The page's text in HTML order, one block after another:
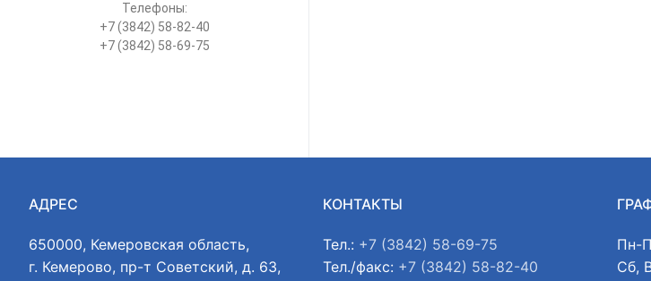
Телефоны:
+7 (3842) 58-82-40
+7 (3842) 58-69-75
АДРЕС
650000, Кемеровская область,
г. Кемерово, пр-т Советский, д. 63,
КОНТАКТЫ
Тел.: +7 (3842) 58-69-75
Тел./факс: +7 (3842) 58-82-40
Пн-
Сб,